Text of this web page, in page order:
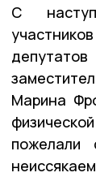
С
Марина
пожелали